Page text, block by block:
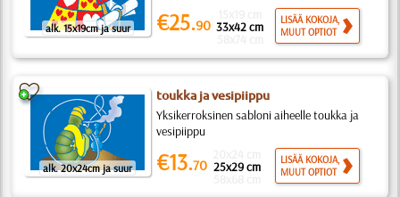
alk. 15x19cm ja suur €25.90 33x42 cm
LISÄÄ KOKOJA,
MUUT OPTIOT
alk. 20x24cm ja suur
toukka ja vesipiippu
Yksikerroksinen sabloni aiheelle toukka ja
vesipiippu
€13.70 25x29 cm
LISÄÄ KOKOJA,
MUUT OPTIOT